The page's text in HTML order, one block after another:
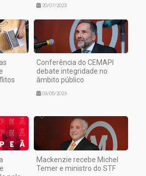
20/07/2023
Conferência do CEMAPI
debate integridade no
âmbito público
03/05/2023
Mackenzie recebe Michel
Temer e ministro do STF